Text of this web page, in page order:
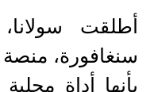
بأنها أداة